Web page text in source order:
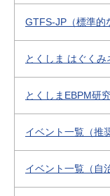
GTFS-JP（標準的
とくしま はぐくみ
とくしまEBPM研
イベント一覧（推
イベント一覧（自